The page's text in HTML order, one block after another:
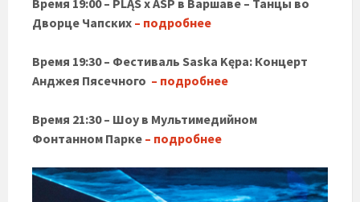
Время 19:00 – PLĄS x ASP в Варшаве – Танцы во
Дворце Чапских – подробнее
Время 19:30 – Фестиваль Saska Kępa: Концерт
Анджея Пясечного – подробнее
Время 21:30 – Шоу в Мультимедийном
Фонтанном Парке – подробнее